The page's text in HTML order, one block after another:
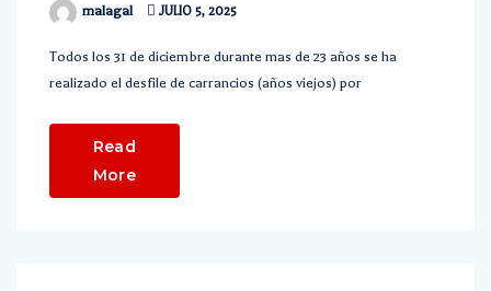
malagal JULIO 5, 2025
Todos los 31 de diciembre durante mas de 23 años se ha
realizado el desfile de carrancios (años viejos) por
Read
More